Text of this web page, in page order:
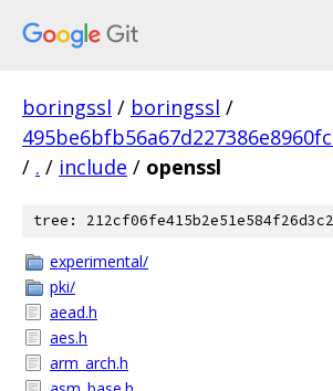
boringssl / boringssl /
/ . / include / openssl
tree:
experimental/
pki/
aead.h
aes.h
arm_arch.h